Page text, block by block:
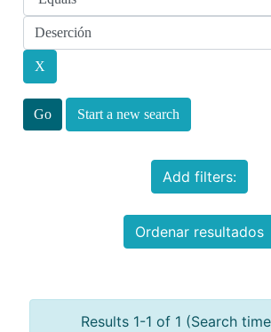
Start a new search
Add filters:
Ordenar resultados
Results 1-1 of 1 (Search